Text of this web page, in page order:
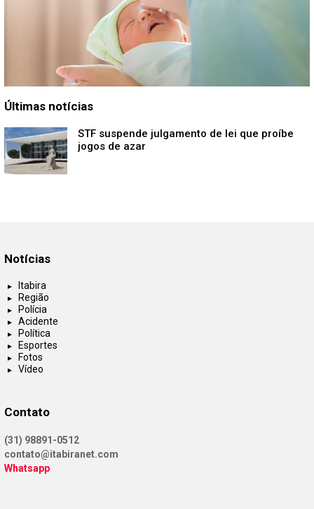
Últimas notícias
STF suspende julgamento de lei que proíbe
jogos de azar
Notícias
Itabira
Região
Polícia
Acidente
Política
Esportes
Fotos
Vídeo
Contato
(31) 98891-0512
contato@itabiranet.com
Whatsapp